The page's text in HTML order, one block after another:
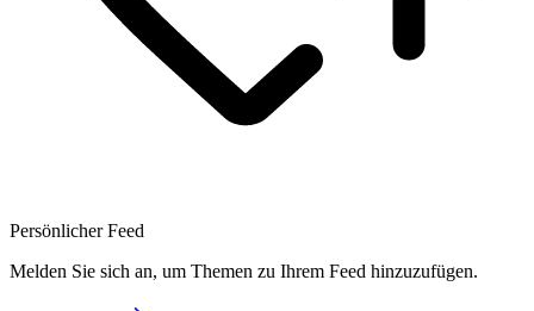
Persönlicher Feed
Melden Sie sich an, um Themen zu Ihrem Feed hinzuzufügen.